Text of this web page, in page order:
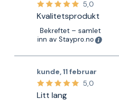
5,0
Kvalitetsprodukt
Bekreftet – samlet
inn av Staypro.no
kunde ,11 februar
5,0
Litt lang